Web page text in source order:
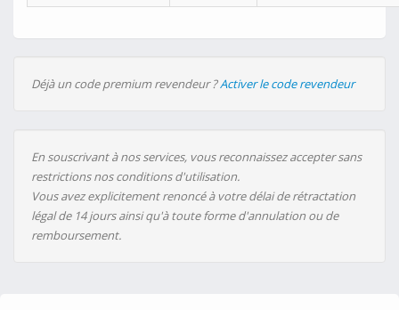
Déjà un code premium revendeur ?Activer le code revendeur
En souscrivant à nos services, vous reconnaissez accepter sans
restrictions nos conditions d'utilisation.
Vous avez explicitement renoncé à votre délai de rétractation
légal de 14 jours ainsi qu'à toute forme d'annulation ou de
remboursement.